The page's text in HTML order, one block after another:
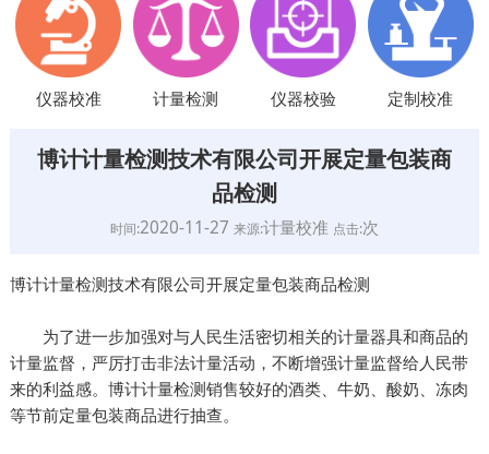
仪器校准 计量检测 仪器校验 定制校准
博计计量检测技术有限公司开展定量包装商
品检测
时间:2020-11-27 来源:计量校准 点击:次
博计计量检测技术有限公司开展定量包装商品检测
为了进一步加强对与人民生活密切相关的计量器具和商品的
计量监督，严厉打击非法计量活动，不断增强计量监督给人民带
来的利益感。博计计量检测销售较好的酒类、牛奶、酸奶、冻肉
等节前定量包装商品进行抽查。